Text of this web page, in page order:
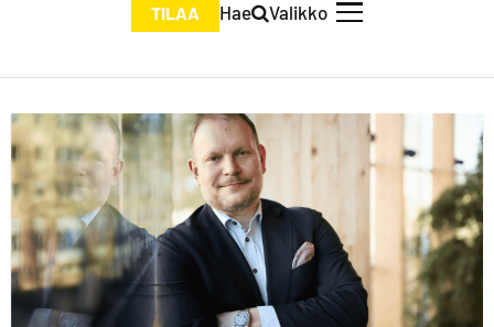
TILAA Hae Valikko